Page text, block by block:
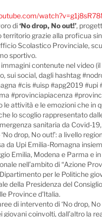
di‘No drop, No out!’,
territorio grazie alla proficua
Scolastico Provinciale,
sportivo.
contenute nel video
sui social, dagli hashtag
#cis #uisp #apg2019 #upi
#provinciapiacenza
le attività e le emozioni che in
lo scoglio rappresentato
sanitaria da Covid-
drop, No out!’: a livello
da Upi Emilia-Romagna
Emilia, Modena e Parma e
nell’ambito di “Azione
per le Politiche
della Presidenza del
Province d'Italia.
di intervento di ‘No drop, No
giovani coinvolti, dall’altro la